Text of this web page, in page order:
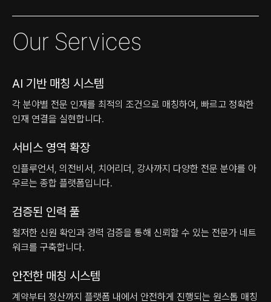
Our Services
AI 기반 매칭 시스템
각 분야별 전문 인재를 최적의 조건으로 매칭하여, 빠르고 정확한
인재 연결을 실현합니다.
서비스 영역 확장
인플루언서, 의전비서, 치어리더, 강사까지 다양한 전문 분야를 아
우르는 종합 플랫폼입니다.
검증된 인력 풀
철저한 신원 확인과 경력 검증을 통해 신뢰할 수 있는 전문가 네트
워크를 구축합니다.
안전한 매칭 시스템
계약부터 정산까지 플랫폼 내에서 안전하게 진행되는 원스톱 매칭